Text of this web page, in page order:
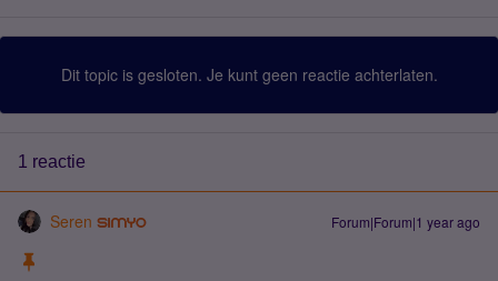
Dit topic is gesloten. Je kunt geen reactie achterlaten.
1 reactie
Seren Forum|Forum|1 year ago